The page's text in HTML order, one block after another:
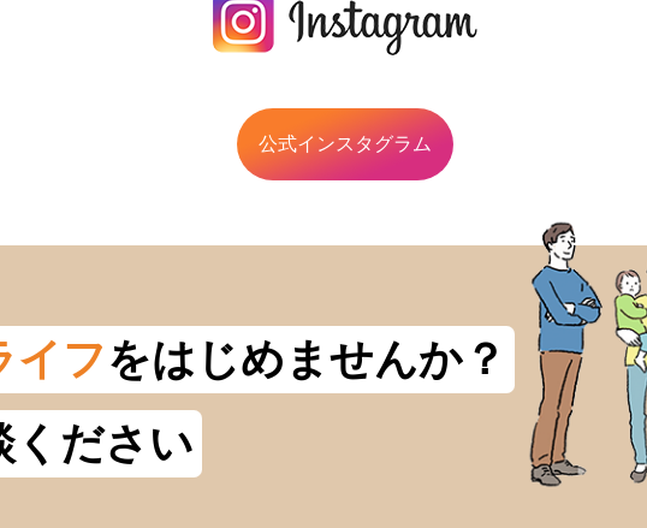
公式インスタグラム
イフをはじめませんか？
ください